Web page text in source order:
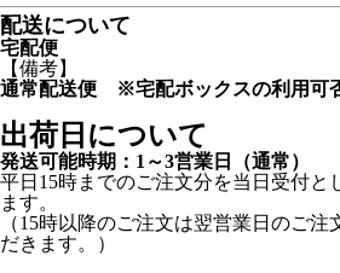
配送について
宅配便
【備考】
通常配送便 ※宅配ボックスの利用可
出荷日について
発送可能時期：1～3営業日（通常）
平日15時までのご注文分を当日受付と
ます。
（15時以降のご注文は翌営業日のご
だきます。）